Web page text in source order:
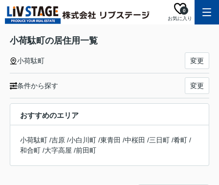
お気に入り
0
小荷駄町の居住用一覧
小荷駄町 変更
条件から探す 変更
おすすめのエリア
小荷駄町 /吉原 /小白川町 /東青田 /中桜田 /三日町 /肴町 /
和合町 /大字高屋 /前田町